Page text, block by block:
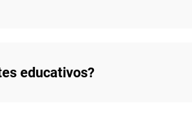
educativos?